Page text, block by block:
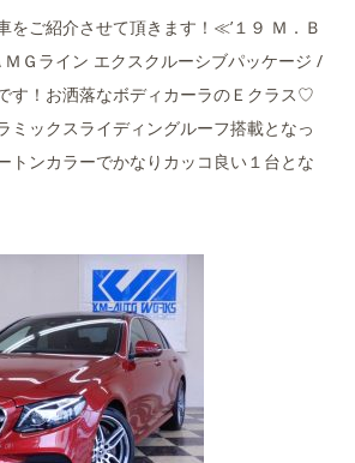
をご紹介させて頂きます！≪’１９ Ｍ．Ｂ
ＭＧライン エクスクルーシブパッケージ /
す！お洒落なボディカーラのＥクラス♡
ミックスライディングルーフ搭載となっ
トンカラーでかなりカッコ良い１台とな